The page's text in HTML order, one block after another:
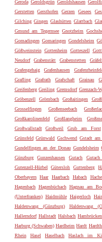
Geroda Geroldsgrün Geroldshausen
Gerstetten
Gersthofen Gerzen Gesees
Gilching Gingen Glashütten Glattbach
Gmund am Tegernsee Gnotzheim
Gomadingen Gomaringen Gondelsheim
Gößweinstein Gottenheim Gotteszell
Neudorf
Grabenstätt Grabenstetten
Grafengehaig
Grafenhausen
Grafling
Grafrath Grafschaft Grainau
Greifenberg Greiling Gremsdorf Grenzach-
Gröbenzell
Grömbach Großaitingen
Grosselfingen
Großenseebach
Großkarolinenfeld
Großlangheim
Großwallstadt
Großweil Grub am Forst
Grünsfeld Grünwald Gschwend Gstadt am
Gundelfingen an der Donau Gundelsheim
Günzburg
Gunzenhausen Gutach
Gutenzell-Hürbel
Gütersloh Guttenberg
Oberbayern
Haar Haarbach Habach
Hagenbach Hagenbüchach Hagnau am
(Unterfranken) Haidmühle Haigerloch
Haldenwang (Günzburg)
Haldenwang
Hallerndorf Hallstadt Halsbach Hambrücken
Harburg (Schwaben) Hardheim Hardt
Rhein
Hasel Haselbach Haslach im